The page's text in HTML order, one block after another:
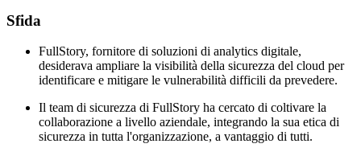
Sfida
FullStory, fornitore di soluzioni di analytics digitale,
desiderava ampliare la visibilità della sicurezza del cloud per
identificare e mitigare le vulnerabilità difficili da prevedere.
Il team di sicurezza di FullStory ha cercato di coltivare la
collaborazione a livello aziendale, integrando la sua etica di
sicurezza in tutta l'organizzazione, a vantaggio di tutti.